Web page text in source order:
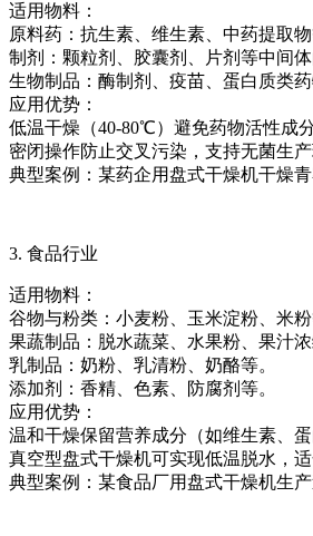
适用物料：
原料药：抗生素、维生素、中药提取物
制剂：颗粒剂、胶囊剂、片剂等中间体
生物制品：酶制剂、疫苗、蛋白质类药
应用优势：
低温干燥（40-80℃）避免药物活性成
密闭操作防止交叉污染，支持无菌生产
典型案例：某药企用盘式干燥机干燥
3. 食品行业
适用物料：
谷物与粉类：小麦粉、玉米淀粉、米粉
果蔬制品：脱水蔬菜、水果粉、果汁浓
乳制品：奶粉、乳清粉、奶酪等。
添加剂：香精、色素、防腐剂等。
应用优势：
温和干燥保留营养成分（如维生素、
真空型盘式干燥机可实现低温脱水，
典型案例：某食品厂用盘式干燥机生